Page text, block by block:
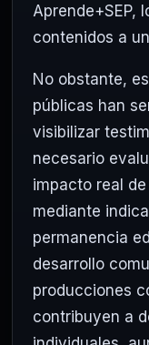
Aprende+SEP,
contenidos a
No obstante,
públicas han
visibilizar
necesario
impacto real
mediante
permanencia
desarrollo
producciones
contribuyen a